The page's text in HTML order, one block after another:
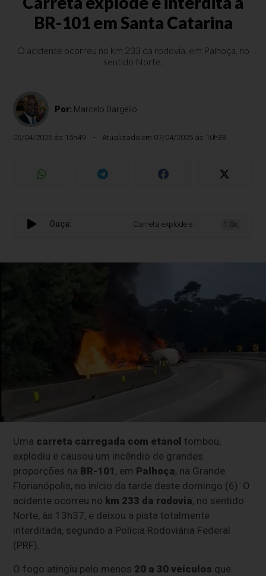
BR-101 em Santa Catarina
O acidente ocorreu no km 233 da rodovia, em Palhoça, no
sentido Norte.
Por: Marcelo Dargelio
06/04/2025 às 15h49 Atualizada em 07/04/2025 às 10h33
Ouça: Carreta explode e interdita a BR-101 em
1.0x
Uma carreta carregada com etanol tombou,
explodiu e causou um incêndio de grandes
proporções na BR-101 , em Palhoça, na Grande
Florianópolis, no início da tarde deste domingo (6). O
acidente ocorreu no km 233 da rodovia, no sentido
Norte, às 13h37, e deixou a pista totalmente
interditada, segundo a Polícia Rodoviária Federal
(PRF).
O fogo atingiu pelo menos 20 a 30 veículos que